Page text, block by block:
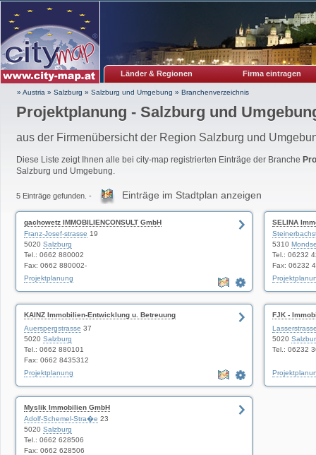
Länder & Regionen Firma eintragen
» Austria » Salzburg » Salzburg und Umgebung » Branchenverzeichnis
Projektplanung - Salzburg und
aus der Firmenübersicht der Region Salzburg und
Diese Liste zeigt Ihnen alle bei city-map registrierten Einträge der Branche
Salzburg und Umgebung.
5 Einträge gefunden. - Einträge im Stadtplan anzeigen
gachowetz IMMOBILIENCONSULT GmbH
Franz-Josef-strasse 19
5020 Salzburg
Tel.: 0662 880002
Fax: 0662 880002-
Projektplanung
SELINA
5310
Tel.: 06232
Fax: 06232
KAINZ Immobilien-Entwicklung u. Betreuung
Gesellschaft m.b.H.
Auerspergstrasse 37
5020 Salzburg
Tel.: 0662 880101
Fax: 0662 8435312
Projektplanung
FJK -
GmbH
5020
Tel.: 06232
Myslik Immobilien GmbH
Adolf-Schemel-Stra�e 23
5020 Salzburg
Tel.: 0662 628506
Fax: 0662 628506